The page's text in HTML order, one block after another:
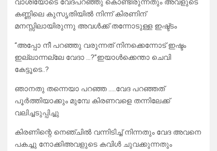
വാശിയോടെ വേദപറഞ്ഞു കൊണ്ടിരുന്നതും അവളുടെ
കണ്ണിലെ കുസൃതിയിൽ നിന്ന് കിരണിന്
മനസ്സിലായിരുന്നു അവൾക്ക് തന്നോടുള്ള ഇഷ്ട്ടം
“അപ്പോ നീ പറഞ്ഞു വരുന്നത് നിനക്കെന്നോട് ഇഷ്ടം
ഇല്ലാന്നല്ലേ വേദാ …?”ഇയാൾക്കെന്താ ചെവി
കേട്ടൂടെ..?
ഞാനതു തന്നെയാ പറഞ്ഞ …..വേദ പറഞ്ഞത്
പൂർത്തിയാക്കും മുമ്പേ കിരണവളെ തന്നിലേക്ക്
വലിച്ചടുപ്പിച്ചു
കിരണിന്റെ നെഞ്ചിൽ വന്നിടിച്ച് നിന്നതും വേദ അവനെ
പകച്ചു നോക്കിഅവളുടെ കവിൾ ചുവക്കുന്നതും